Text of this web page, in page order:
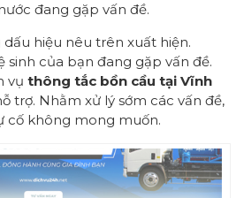
đang gặp vấn đề.
hiệu nêu trên xuất hiện.
sinh của bạn đang gặp vấn đề.
vụ thông tắc bồn cầu tại Vĩnh
trợ. Nhằm xử lý sớm các vấn đề,
cố không mong muốn.